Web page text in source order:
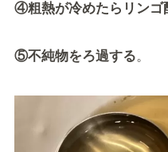
④粗熱が冷めたらリンゴ
⑤不純物をろ過する。